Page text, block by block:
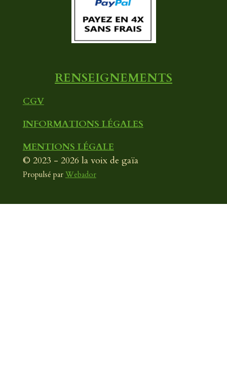
o
k
b
e
a
RENSEIGNEMENTS
CGV
INFORMATIONS LÉGALES
MENTIONS LÉGALE
© 2023 - 2026 la voix de gaïa
Propulsé par Webador